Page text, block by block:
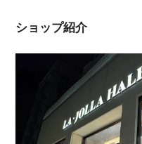
ショップ紹介